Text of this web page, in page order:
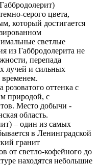
серого цвета,
который достигается
светлые
из Габбродолерита не
перепада
лучей и сильных
временем.
оттенка с
природой, с
Место добычи -
область.
– один из самых
в Ленинградской
гранит
от светло-кофейного до
находятся небольшие